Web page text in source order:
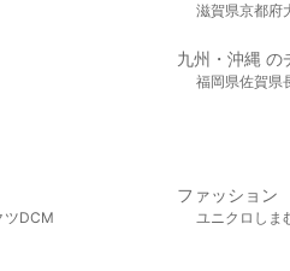
滋賀県京都府
九州・沖縄 の
福岡県佐賀県
ツDCM
ファッション
ユニクロ しま